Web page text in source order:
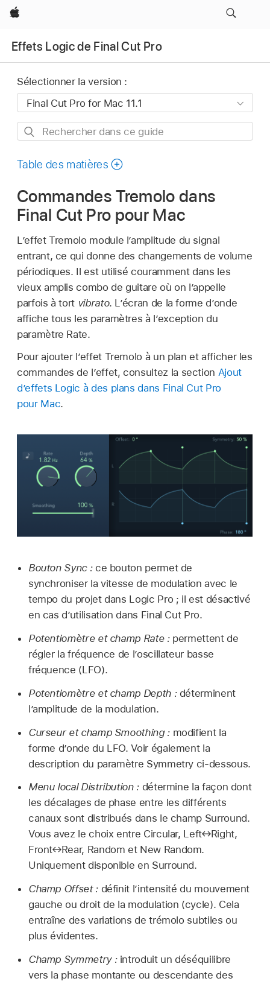
Apple
Effets Logic de Final Cut Pro
Sélectionner la version :
Rechercher
ce
Table des matières
Commandes Tremolo dans
Final Cut Pro pour Mac
L’effet Tremolo module l’amplitude du signal
entrant, ce qui donne des changements de volume
périodiques. Il est utilisé couramment dans les
vieux amplis combo de guitare où on l’appelle
parfois à tort vibrato. L’écran de la forme d’onde
affiche tous les paramètres à l’exception du
paramètre Rate.
Pour ajouter l’effet Tremolo à un plan et afficher les
commandes de l’effet, consultez la section Ajout
d’effets Logic à des plans dans Final Cut Pro
pour Mac.
Bouton Sync : ce bouton permet de
synchroniser la vitesse de modulation avec le
tempo du projet dans Logic Pro ; il est désactivé
en cas d’utilisation dans Final Cut Pro.
Potentiomètre et champ Rate : permettent de
régler la fréquence de l’oscillateur basse
fréquence (LFO).
Potentiomètre et champ Depth : déterminent
l’amplitude de la modulation.
Curseur et champ Smoothing : modifient la
forme d’onde du LFO. Voir également la
description du paramètre Symmetry ci-dessous.
Menu local Distribution : détermine la façon dont
les décalages de phase entre les différents
canaux sont distribués dans le champ Surround.
Vous avez le choix entre Circular, Left↔Right,
Front↔Rear, Random et New Random.
Uniquement disponible en Surround.
Champ Offset : définit l’intensité du mouvement
gauche ou droit de la modulation (cycle). Cela
entraîne des variations de trémolo subtiles ou
plus évidentes.
Champ Symmetry : introduit un déséquilibre
vers la phase montante ou descendante des